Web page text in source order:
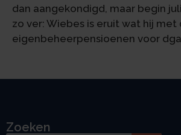
dan aangekondigd, maar begin
zo ver: Wiebes is eruit wat hij met
eigenbeheerpensioenen voor dga
Zoeken